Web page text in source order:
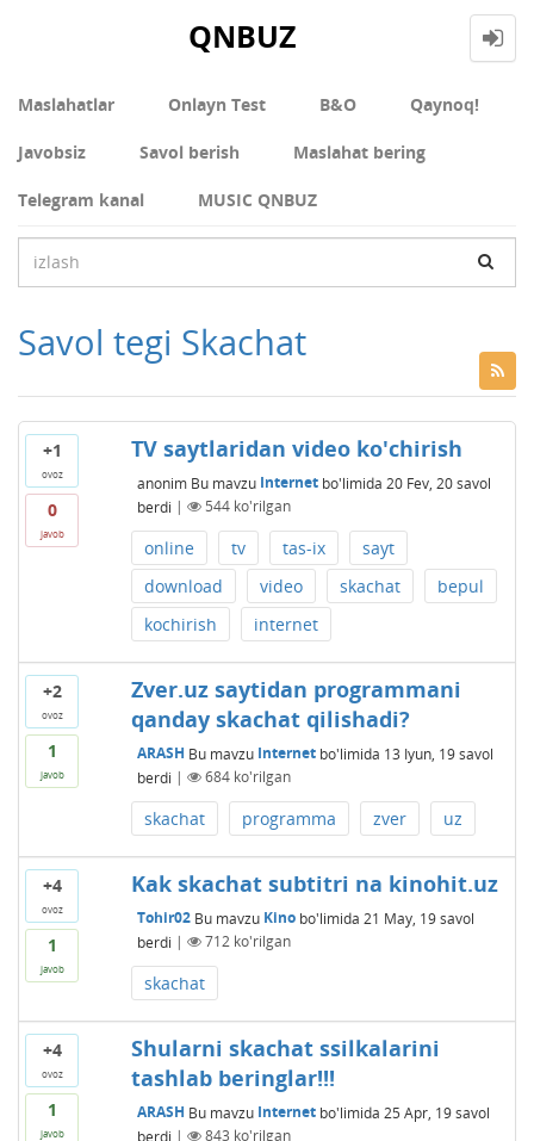
QNBUZ
Maslahatlar Onlayn Test В&О Qaynoq!
Javobsiz Savol berish Maslahat bering
Telegram kanal MUSIC QNBUZ
Savol tegi Skachat
+1
ovoz
0
javob
TV saytlaridan video ko'chirish
anonim Bu mavzu Internetbo'limida 20 Fev, 20 savol
berdi | 544ko'rilgan
online tv tas-ix
sayt
download
video skachat
bepul
kochirish
internet
+2
ovoz
1
javob
Zver.uz saytidan programmani
qanday skachat qilishadi?
ARASH Bu mavzu Internetbo'limida 13 Iyun, 19 savol
berdi | 684ko'rilgan
skachat programma zver uz
+4
ovoz
1
javob
Kak skachat subtitri na kinohit.uz
Tohir02 Bu mavzu Kinobo'limida 21 May, 19 savol
berdi | 712ko'rilgan
skachat
+4
ovoz
1
javob
Shularni skachat ssilkalarini
tashlab beringlar!!!
ARASH Bu mavzu Internetbo'limida 25 Apr, 19 savol
berdi | 843 ko'rilgan